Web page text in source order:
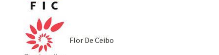
Flor De Ceibo